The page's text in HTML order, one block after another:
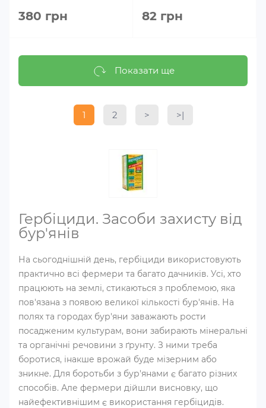
380 грн 82 грн
Показати ще
1 2 > >|
Гербіциди. Засоби захисту від
бур'янів
На сьогоднішній день, гербіциди використовують
практично всі фермери та багато дачників. Усі, хто
працюють на землі, стикаються з проблемою, яка
пов'язана з появою великої кількості бур'янів. На
полях та городах бур'яни заважають рости
посадженим культурам, вони забирають мінеральні
та органічні речовини з ґрунту. З ними треба
боротися, інакше врожай буде мізерним або
зникне. Для боротьби з бур'янами є багато різних
способів. Але фермери дійшли висновку, що
найефективнішим є використання гербіцидів.